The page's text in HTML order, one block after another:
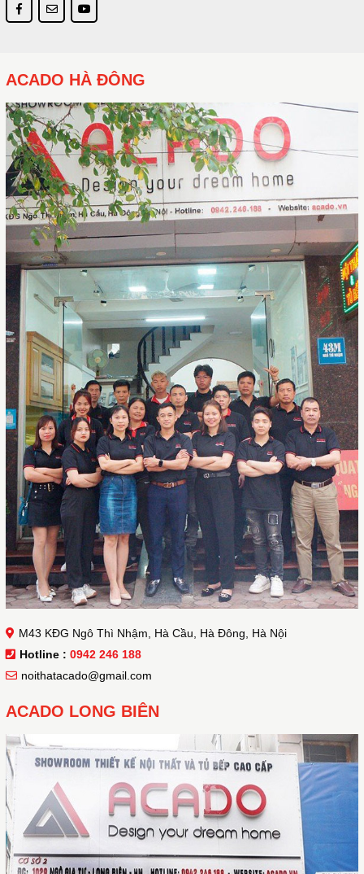
ACADO HÀ ĐÔNG
M43 KĐG Ngô Thì Nhậm, Hà Cầu, Hà Đông, Hà Nội
Hotline : 0942 246 188
noithatacado@gmail.com
ACADO LONG BIÊN